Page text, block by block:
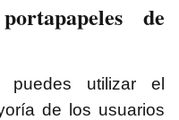
de
utilizar el
de los usuarios